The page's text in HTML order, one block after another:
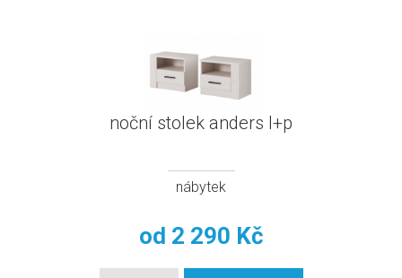
noční stolek anders l+p
nábytek
od 2 290 Kč